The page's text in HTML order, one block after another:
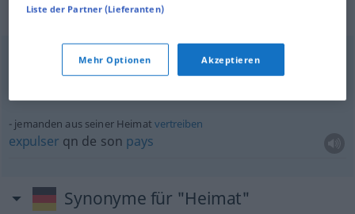
Beispielsätze für "Heimat"
Wiedersehenmit der Heimat
jemanden aus seiner Heimatvertreiben
expulser qn de son pays
Synonyme für "Heimat"
Liste der Partner (Lieferanten)
Mehr Optionen Akzeptieren